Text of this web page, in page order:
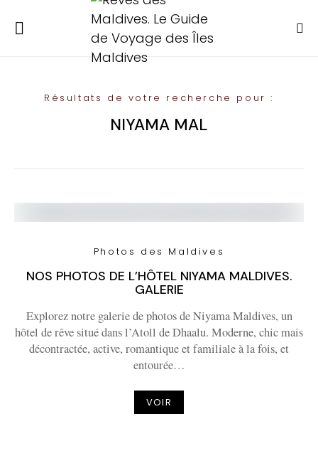
Résultats de votre recherche pour :
NIYAMA MAL
Photos des Maldives
NOS PHOTOS DE L’HÔTEL NIYAMA MALDIVES.
GALERIE
Explorez notre galerie de photos de Niyama Maldives, un
hôtel de rêve situé dans l’Atoll de Dhaalu. Moderne, chic mais
décontractée, active, romantique et familiale à la fois, et
entourée…
VOIR